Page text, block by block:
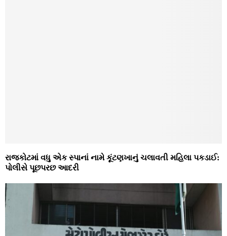
રાજકોટમાં વધુ એક સ્પાનાં નામે કૂંટણખાનું ચલાવતી મહિલા પકડાઈ:
પોલીસે પૂછપરછ આદરી